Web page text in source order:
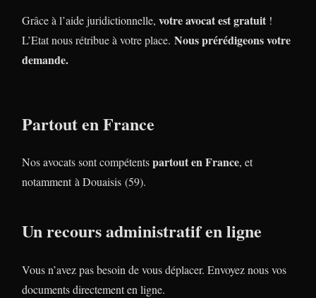
Grâce à l’aide juridictionnelle, votre avocat est gratuit !
L’Etat nous rétribue à votre place. Nous prérédigeons votre
demande.
Partout en France
Nos avocats sont compétentspartout en France, et
notamment à Douaisis (59).
Un recours administratif en ligne
Vous n’avez pas besoin de vous déplacer. Envoyez nous vos
documents directement en ligne.